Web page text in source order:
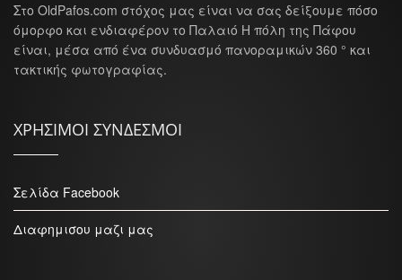
Στο OldPafos.com στόχος μας είναι να σας δείξουμε πόσο
όμορφο και ενδιαφέρον το Παλαιό Η πόλη της Πάφου
είναι, μέσα από ένα συνδυασμό πανοραμικών 360 ° και
τακτικής φωτογραφίας.
ΧΡΗΣΙΜΟΙ ΣΥΝΔΕΣΜΟΙ
Σελίδα Facebook
Διαφημισου μαζι μας